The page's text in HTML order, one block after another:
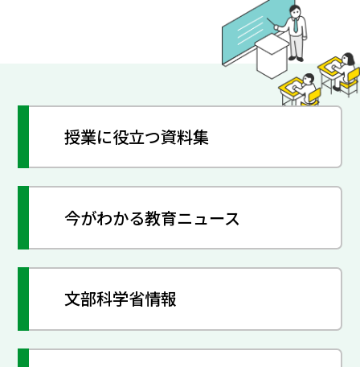
授業に役立つ資料集
今がわかる教育ニュース
文部科学省情報